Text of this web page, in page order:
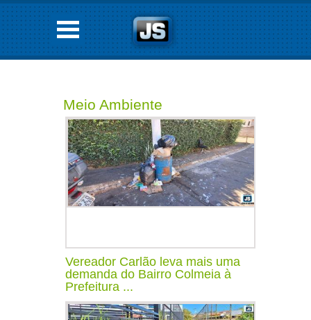
Meio Ambiente
Vereador Carlão leva mais uma
demanda do Bairro Colmeia à
Prefeitura ...